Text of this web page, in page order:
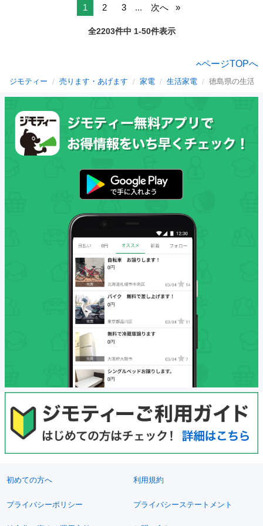
1 2 3 ... 次へ
全2203件中 1-50件表示
ページTOPへ
ジモティー 売ります・あげます 家電 生活家電 徳島県の生活
初めての方へ 利用規約
プライバシーポリシー プライバシーステートメント